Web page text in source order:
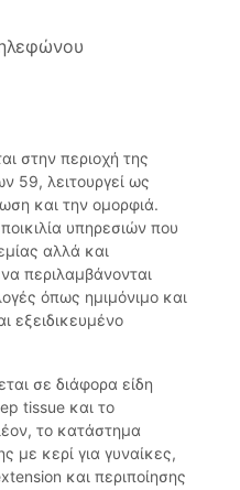
στην περιοχή της
59, λειτουργεί ως
και την ομορφιά.
υπηρεσιών που
αλλά και
περιλαμβάνονται
όπως ημιμόνιμο και
εξειδικευμένο
σε διάφορα είδη
tissue και το
το κατάστημα
με κερί για γυναίκες,
και περιποίησης